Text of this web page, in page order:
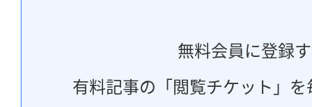
無料会員に登録
有料記事の「閲覧チケット」